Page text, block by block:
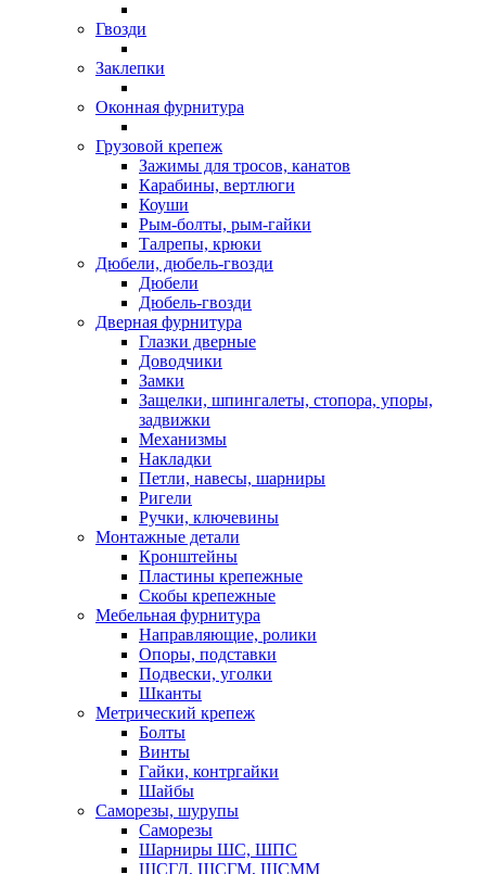
Гвозди
Заклепки
Оконная фурнитура
Грузовой крепеж
Зажимы для тросов, канатов
Карабины, вертлюги
Коуши
Рым-болты, рым-гайки
Талрепы, крюки
Дюбели, дюбель-гвозди
Дюбели
Дюбель-гвозди
Дверная фурнитура
Глазки дверные
Доводчики
Замки
Защелки, шпингалеты, стопора, упоры,
задвижки
Механизмы
Накладки
Петли, навесы, шарниры
Ригели
Ручки, ключевины
Монтажные детали
Кронштейны
Пластины крепежные
Скобы крепежные
Мебельная фурнитура
Направляющие, ролики
Опоры, подставки
Подвески, уголки
Шканты
Метрический крепеж
Болты
Винты
Гайки, контргайки
Шайбы
Саморезы, шурупы
Саморезы
Шарниры ШС, ШПС
ШСГД, ШСГМ, ШСММ